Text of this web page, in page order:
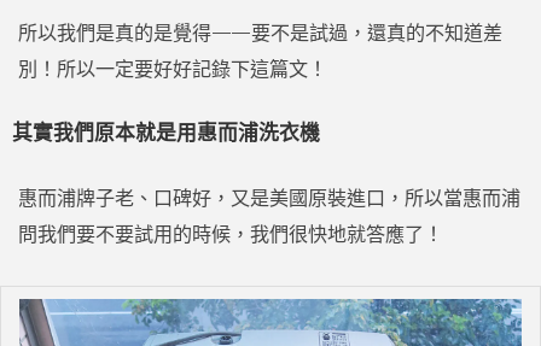
所以我們是真的是覺得——要不是試過，還真的不知道差
別！所以一定要好好記錄下這篇文！
其實我們原本就是用惠而浦洗衣機
惠而浦牌子老、口碑好，又是美國原裝進口，所以當惠而浦
問我們要不要試用的時候，我們很快地就答應了！